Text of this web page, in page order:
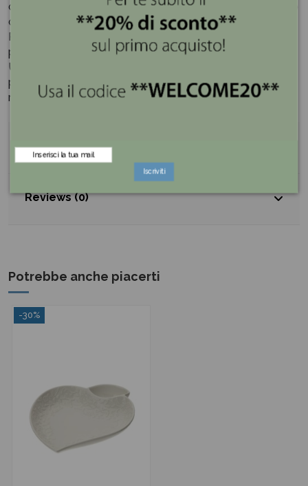
complemento d'arredo, portaggetti, portagioie o piccolo
centrotavola.
Perfetta per custodire piccoli oggetti, confetti, pot-
pourri o per creare graziose composizioni decorative.
Un accessorio raffinato, adatto anche come idea regalo
per occasioni speciali, bomboniere o ricorrenze
romantiche.
Dettagli del prodotto
Reviews (0)
Potrebbe anche piacerti
-30%
Iscriviti